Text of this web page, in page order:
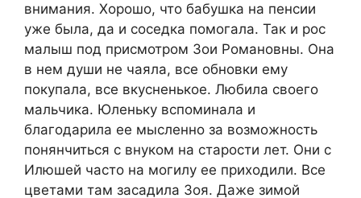
внимания. Хорошо, что бабушка на пенсии
уже была, да и соседка помогала. Так и рос
малыш под присмотром Зои Романовны. Она
в нем души не чаяла, все обновки ему
покупала, все вкусненькое. Любила своего
мальчика. Юленьку вспоминала и
благодарила ее мысленно за возможность
понянчиться с внуком на старости лет. Они с
Илюшей часто на могилу ее приходили. Все
цветами там засадила Зоя. Даже зимой